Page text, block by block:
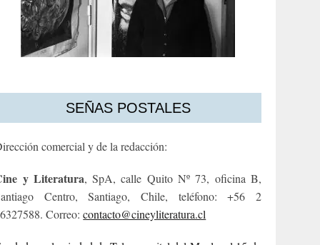
SEÑAS POSTALES
comercial y de la redacción:
y Literatura, SpA, calle Quito Nº 73, oficina B,
Centro, Santiago, Chile, teléfono: +56 2
Correo:contacto@cineyliteratura.cl